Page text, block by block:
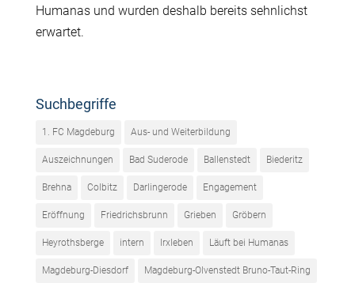
Humanas und wurden deshalb bereits sehnlichst
erwartet.
Suchbegriffe
1. FC Magdeburg Aus- und Weiterbildung
Auszeichnungen Bad Suderode Ballenstedt Biederitz
Brehna Colbitz Darlingerode Engagement
Eröffnung Friedrichsbrunn Grieben Gröbern
Heyrothsberge intern Irxleben Läuft bei Humanas
Magdeburg-Diesdorf Magdeburg-Olvenstedt Bruno-Taut-Ring